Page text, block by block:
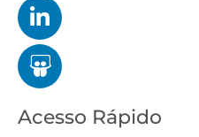
Acesso Rápido